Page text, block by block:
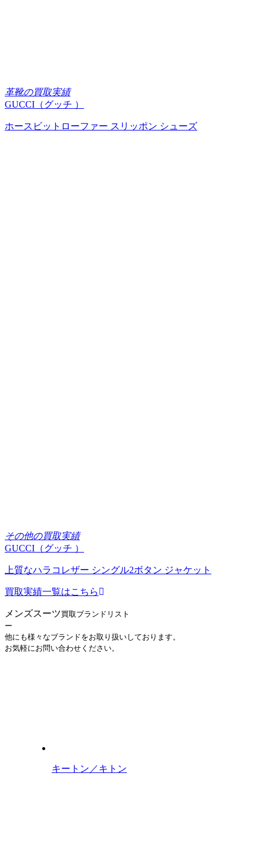
革靴の買取実績
GUCCI（グッチ ）
ホースビットローファー スリッポン シューズ
その他の買取実績
GUCCI（グッチ ）
上質なハラコレザー シングル2ボタン ジャケット
買取実績一覧はこちら
メンズスーツ買取ブランドリスト
ー
他にも様々なブランドをお取り扱いしております。
お気軽にお問い合わせください。
キートン／キトン